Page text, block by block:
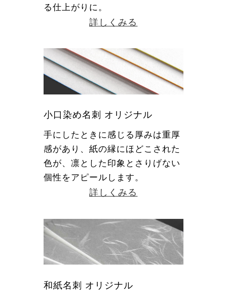
る仕上がりに。
詳しくみる
小口染め名刺 オリジナル
手にしたときに感じる厚みは重厚
感があり、紙の縁にほどこされた
色が、凛とした印象とさりげない
個性をアピールします。
詳しくみる
和紙名刺 オリジナル